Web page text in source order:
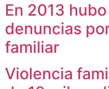
En 2013
denuncias
familiar
Violencia